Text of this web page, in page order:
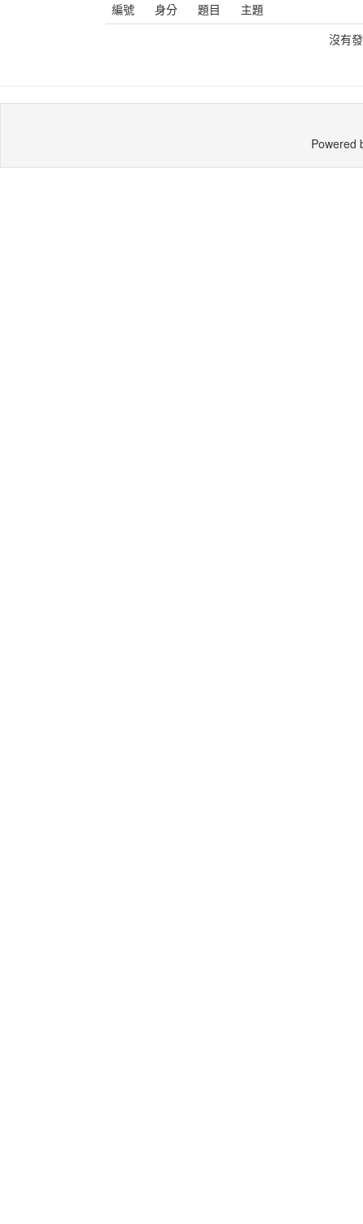
編號 身分 題目
主題
沒有
Powered